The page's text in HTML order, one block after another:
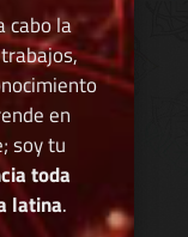
cabo la
en
soy tu
toda
latina.